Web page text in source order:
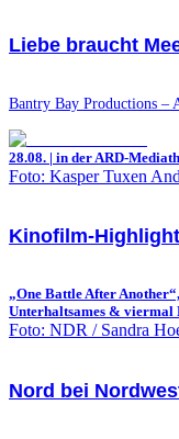
Liebe braucht
Bantry Bay Productions –
28.08. | in der ARD-
Foto: Kasper Tuxen
Kinofilm-
„One Battle After
Unterhaltsames & viermal
Foto: NDR / Sandra
Nord bei